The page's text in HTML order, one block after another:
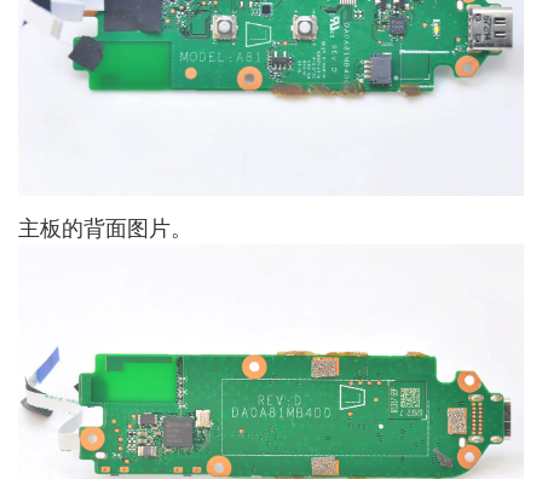
主板的背面图片。